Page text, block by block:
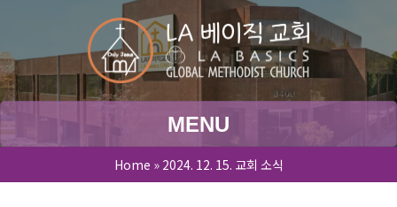
MENU
Home » 2024. 12. 15. 교회 소식